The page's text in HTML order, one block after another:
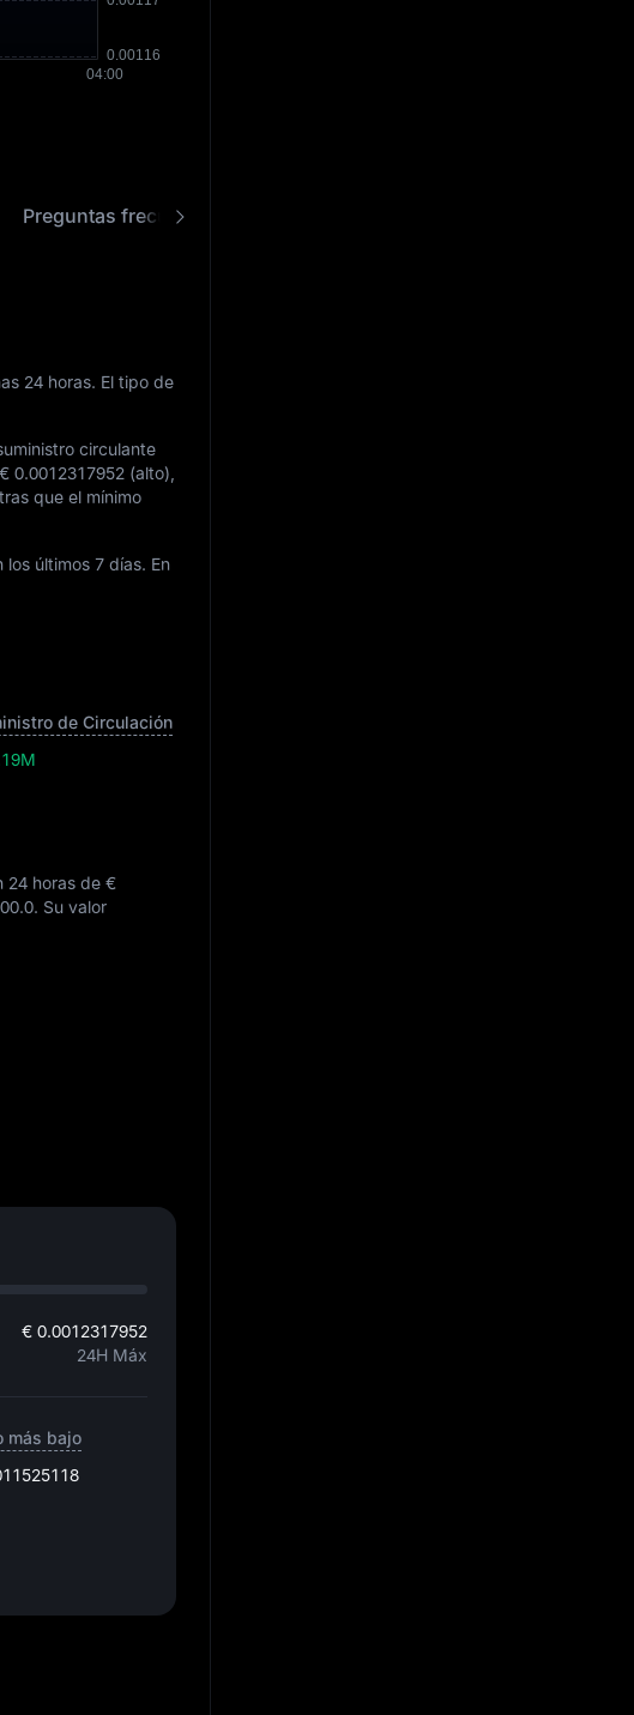
Preguntas frecuentes
24 horas. El tipo de
circulante
€ 0.0012317952 (alto),
que el mínimo
los últimos 7 días. En
de Circulación
24 horas de €
. Su valor
€ 0.0012317952
24H Máx
más bajo